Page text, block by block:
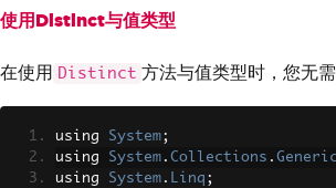
class
{
{
{
new
Person {
new
Person
使用Distinct与值类型
在使用 Distinct 方法与值类型时，您无
using System;
using System . Collections . Generic
using System . Linq ;